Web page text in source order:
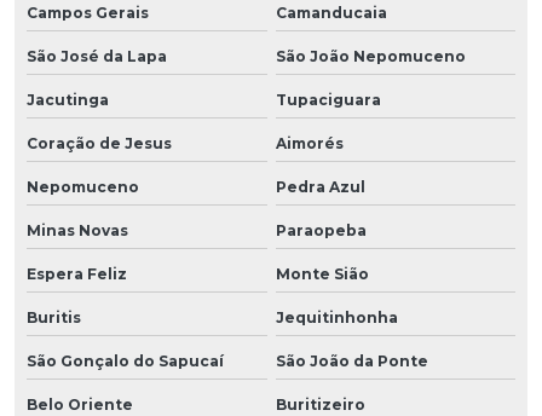
Campos Gerais Camanducaia
São José da Lapa São João Nepomuceno
Jacutinga Tupaciguara
Coração de Jesus Aimorés
Nepomuceno Pedra Azul
Minas Novas Paraopeba
Espera Feliz Monte Sião
Buritis Jequitinhonha
São Gonçalo do Sapucaí São João da Ponte
Belo Oriente Buritizeiro